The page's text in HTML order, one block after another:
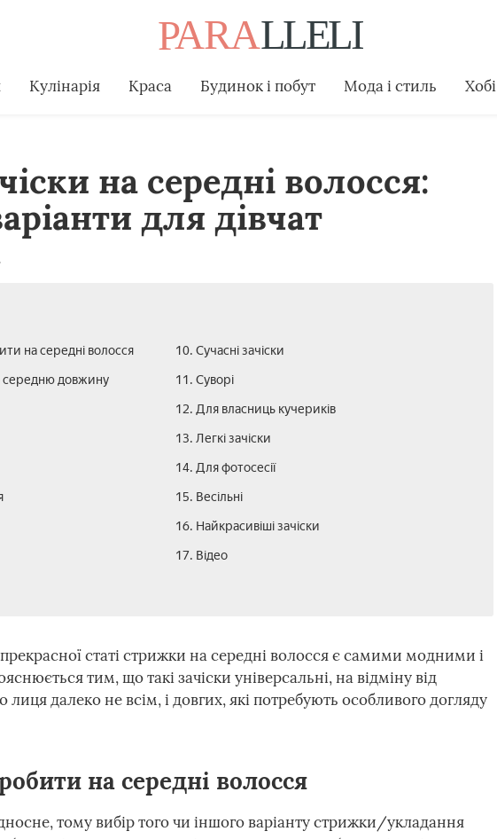
Кулінарія Краса Будинок і побут Мода і стиль Хобі
на середні волосся:
для дівчат
на середні волосся
середню довжину
10. Сучасні зачіски
11. Суворі
12. Для власниць кучериків
13. Легкі зачіски
14. Для фотосесії
15. Весільні
16. Найкрасивіші зачіски
17. Відео
статі стрижки на середні волосся є самими модними і
тим, що такі зачіски універсальні, на відміну від
лиця далеко не всім, і довгих, які потребують особливого догляду
на середні волосся
тому вибір того чи іншого варіанту стрижки/укладання